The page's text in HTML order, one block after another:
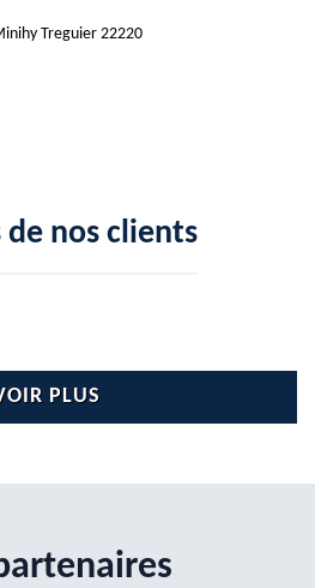
Treguier 22220
de nos clients
PLUS